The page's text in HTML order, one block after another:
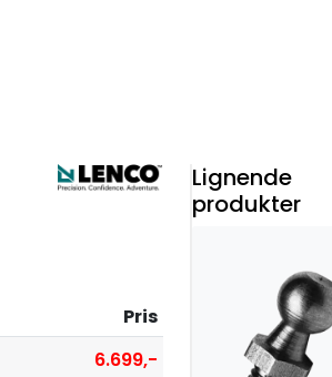
Pris
6.699,-
Lignende
produkter